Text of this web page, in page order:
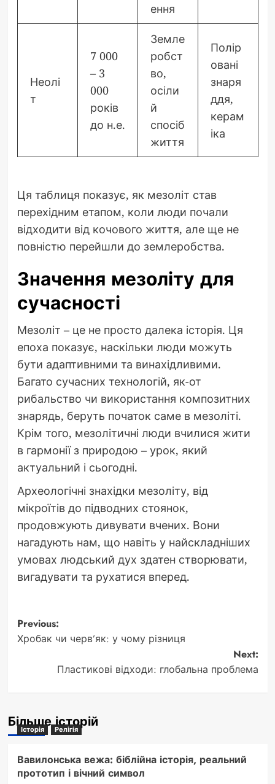
ення
Неолі
т
7 000
– 3
000
років
до н.е.
Земле
робст
во,
осіли
й
спосіб
життя
Полір
овані
знаря
ддя,
керам
іка
Ця таблиця показує, як мезоліт став
перехідним етапом, коли люди почали
відходити від кочового життя, але ще не
повністю перейшли до землеробства.
Значення мезоліту для
сучасності
Мезоліт – це не просто далека історія. Ця
епоха показує, наскільки люди можуть
бути адаптивними та винахідливими.
Багато сучасних технологій, як-от
рибальство чи використання композитних
знарядь, беруть початок саме в мезоліті.
Крім того, мезолітичні люди вчилися жити
в гармонії з природою – урок, який
актуальний і сьогодні.
Археологічні знахідки мезоліту, від
мікроїтів до підводних стоянок,
продовжують дивувати вчених. Вони
нагадують нам, що навіть у найскладніших
умовах людський дух здатен створювати,
вигадувати та рухатися вперед.
Post
navigation
Previous:
Хробак чи черв’як: у чому різниця
Next:
Пластикові відходи: глобальна проблема
Більше історій
Історія Релігія
Вавилонська вежа: біблійна історія, реальний
прототип і вічний символ